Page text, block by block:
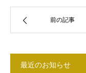
前の記事
最近のお知らせ